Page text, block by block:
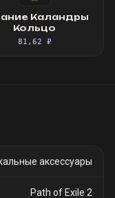
Каландры
Кольцо
81,62 ₽
аксессуары
Path of Exile 2